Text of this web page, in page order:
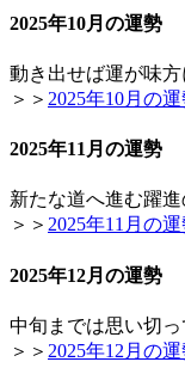
2025年10月の運勢
動き出せば運が味
＞＞ 2025年10月の
2025年11月の運勢
新たな道へ進む躍
＞＞ 2025年11月の
2025年12月の運勢
中旬までは思い切
＞＞ 2025年12月の